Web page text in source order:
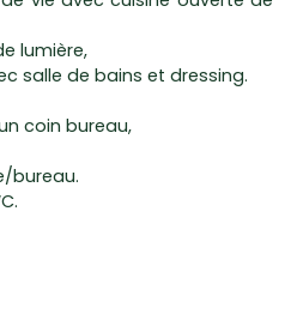
lumière,
salle de bains et dressing.
coin bureau,
bureau.